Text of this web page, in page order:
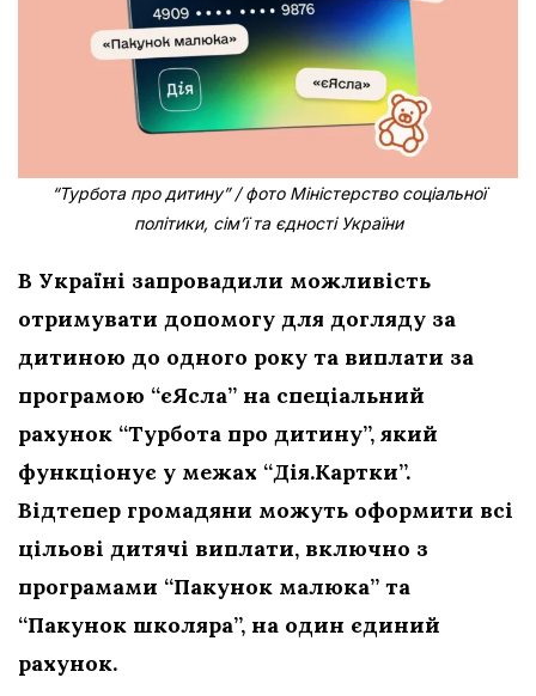
“Турбота про дитину” / фото Міністерство соціальної
політики, сім’ї та єдності України
В Україні запровадили можливість
отримувати допомогу для догляду за
дитиною до одного року та виплати за
програмою “єЯсла” на спеціальний
рахунок “Турбота про дитину”, який
функціонує у межах “Дія.Картки”.
Відтепер громадяни можуть оформити всі
цільові дитячі виплати, включно з
програмами “Пакунок малюка” та
“Пакунок школяра”, на один єдиний
рахунок.